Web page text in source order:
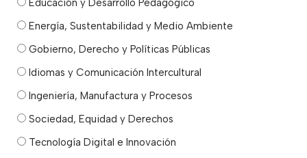
Energía, Sustentabilidad y Medio Ambiente
Gobierno, Derecho y Políticas Públicas
Idiomas y Comunicación Intercultural
Ingeniería, Manufactura y Procesos
Sociedad, Equidad y Derechos
Tecnología Digital e Innovación